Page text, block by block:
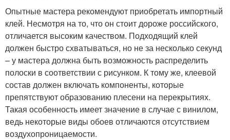
Опытные мастера рекомендуют приобретать импортный
клей. Несмотря на то, что он стоит дороже российского,
отличается высоким качеством. Подходящий клей
должен быстро схватываться, но не за несколько секунд
– у мастера должна быть возможность распределить
полоски в соответствии с рисунком. К тому же, клеевой
состав должен включать компоненты, которые
препятствуют образованию плесени на перекрытиях.
Такая особенность имеет значение в случае с винилом,
ведь некоторые виды обоев отличаются отсутствием
воздухопроницаемости.